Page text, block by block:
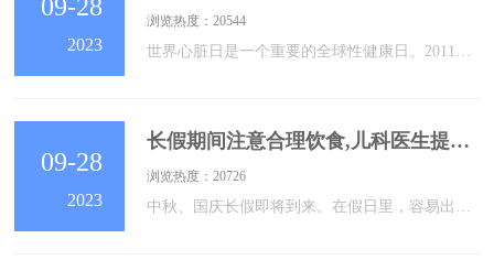
09-28
2023
浏览热度：20544
09-28
2023
浏览热度：20726
长假期间注意合理饮食,儿科医生提醒：切勿给孩子“大补”